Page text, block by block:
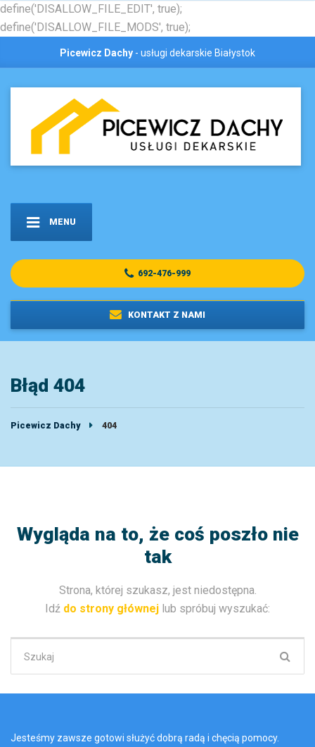
define('DISALLOW_FILE_EDIT', true);
define('DISALLOW_FILE_MODS', true);
Picewicz Dachy - usługi dekarskie Białystok
MENU
KONTAKT Z NAMI
692-476-999
Błąd 404
Picewicz Dachy 404
Wygląda na to, że coś poszło nie
tak
Strona, której szukasz, jest niedostępna.
Idź do strony głównej lub spróbuj wyszukać:
Jesteśmy zawsze gotowi służyć dobrą radą i chęcią pomocy.